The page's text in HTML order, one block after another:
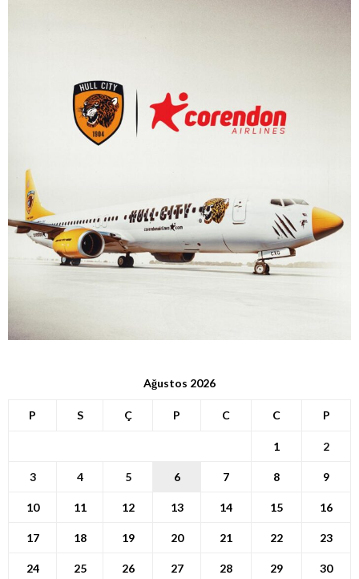
Ağustos 2026
P S Ç P C C P
1 2
3 4 5 6 7 8 9
10 11 12 13 14 15 16
17 18 19 20 21 22 23
24 25 26 27 28 29 30